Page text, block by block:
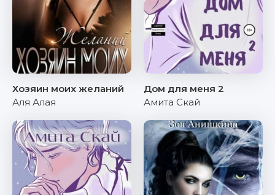
Хозяин моих желаний
Аля Алая
Дом для меня 2
Амита Скай